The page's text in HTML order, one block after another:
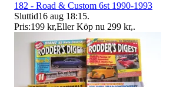
182 - Road & Custom 6st 1990-1993
Sluttid16 aug 18:15.
Pris:199 kr,Eller Köp nu 299 kr,.